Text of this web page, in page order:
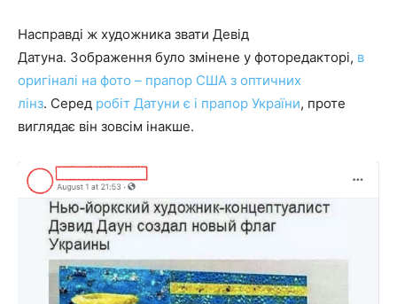
Насправді ж художника звати Девід
Датуна. Зображення було змінене у фоторедакторі, в
оригіналі на фото – прапор США з оптичних
лінз. Серед робіт Датуни є і прапор України, проте
виглядає він зовсім інакше.